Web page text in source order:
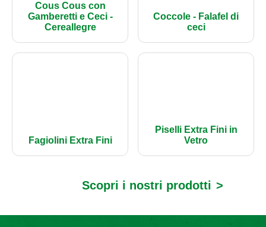
Cous Cous con
Gamberetti e Ceci -
Cereallegre
Coccole - Falafel di
ceci
Fagiolini Extra Fini
Piselli Extra Fini in
Vetro
Scopri i nostri prodotti >